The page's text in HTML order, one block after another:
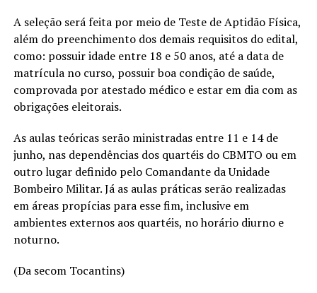
A seleção será feita por meio de Teste de Aptidão Física,
além do preenchimento dos demais requisitos do edital,
como: possuir idade entre 18 e 50 anos, até a data de
matrícula no curso, possuir boa condição de saúde,
comprovada por atestado médico e estar em dia com as
obrigações eleitorais.
As aulas teóricas serão ministradas entre 11 e 14 de
junho, nas dependências dos quartéis do CBMTO ou em
outro lugar definido pelo Comandante da Unidade
Bombeiro Militar. Já as aulas práticas serão realizadas
em áreas propícias para esse fim, inclusive em
ambientes externos aos quartéis, no horário diurno e
noturno.
(Da secom Tocantins)